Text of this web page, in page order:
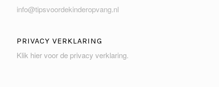
info@tipsvoordekinderopvang.nl
PRIVACY VERKLARING
Klik hier voor de privacy verklaring.